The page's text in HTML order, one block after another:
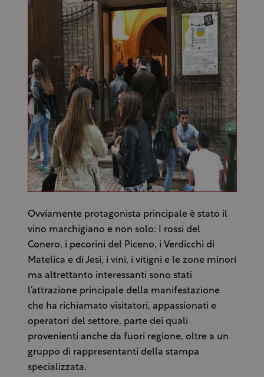
Ovviamente protagonista principale è stato il
vino marchigiano e non solo: I rossi del
Conero, i pecorini del Piceno, i Verdicchi di
Matelica e di Jesi, i vini, i vitigni e le zone minori
ma altrettanto interessanti sono stati
l’attrazione principale della manifestazione
che ha richiamato visitatori, appassionati e
operatori del settore, parte dei quali
provenienti anche da fuori regione, oltre a un
gruppo di rappresentanti della stampa
specializzata.